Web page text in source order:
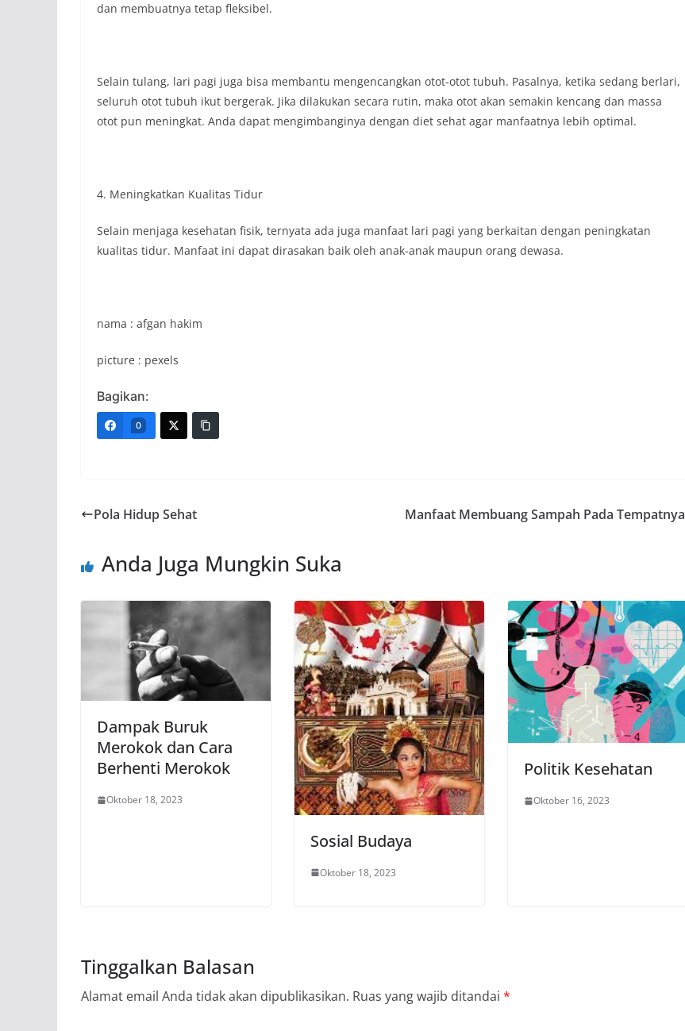
dan membuatnya tetap fleksibel.
Selain tulang, lari pagi juga bisa membantu mengencangkan otot-otot tubuh. Pasalnya, ketika sedang berlari,
seluruh otot tubuh ikut bergerak. Jika dilakukan secara rutin, maka otot akan semakin kencang dan massa
otot pun meningkat. Anda dapat mengimbanginya dengan diet sehat agar manfaatnya lebih optimal.
4. Meningkatkan Kualitas Tidur
Selain menjaga kesehatan fisik, ternyata ada juga manfaat lari pagi yang berkaitan dengan peningkatan
kualitas tidur. Manfaat ini dapat dirasakan baik oleh anak-anak maupun orang dewasa.
nama : afgan hakim
picture : pexels
Bagikan:
0
Pola Hidup Sehat Manfaat Membuang Sampah Pada Tempatnya
Anda Juga Mungkin Suka
Dampak Buruk
Merokok dan Cara
Berhenti Merokok
Oktober 18, 2023
Sosial Budaya
Oktober 18, 2023
Politik Kesehatan
Oktober 16, 2023
Tinggalkan Balasan
Alamat email Anda tidak akan dipublikasikan. Ruas yang wajib ditandai *